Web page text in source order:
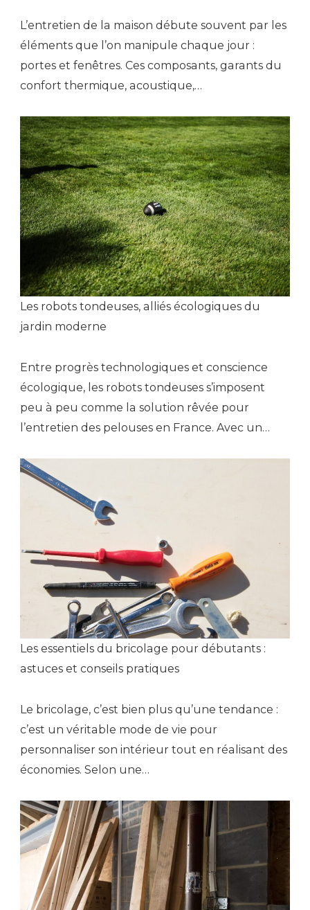
L’entretien de la maison débute souvent par les
éléments que l’on manipule chaque jour :
portes et fenêtres. Ces composants, garants du
confort thermique, acoustique,…
Les robots tondeuses, alliés écologiques du
jardin moderne
Entre progrès technologiques et conscience
écologique, les robots tondeuses s’imposent
peu à peu comme la solution rêvée pour
l’entretien des pelouses en France. Avec un…
Les essentiels du bricolage pour débutants :
astuces et conseils pratiques
Le bricolage, c’est bien plus qu’une tendance :
c’est un véritable mode de vie pour
personnaliser son intérieur tout en réalisant des
économies. Selon une…